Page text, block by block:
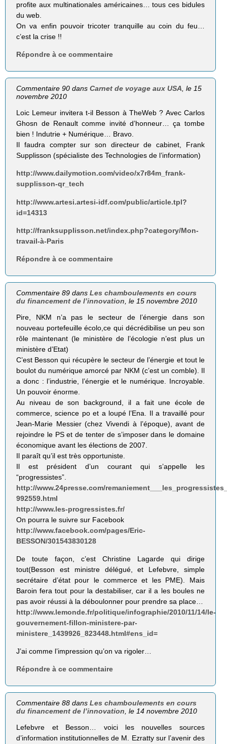
profite aux multinationales américaines… tous ces bidules
du web.
On va enfin pouvoir tricoter tranquille au coin du feu…
c’est la crise !!
Répondre à ce commentaire
Commentaire 90 dansCarnet de voyage aux USA, le 15
novembre 2010
Loic Lemeur invitera t-il Besson à TheWeb ? Avec Carlos
Ghosn de Renault comme invité d’honneur… ça tombe
bien ! Indutrie + Numérique… Bravo.
Il faudra compter sur son directeur de cabinet, Frank
Supplisson (spécialiste des Technologies de l’information)
http://www.dailymotion.com/video/x7r84m_frank-
supplisson-qr_tech
http://www.artesi.artesi-idf.com/public/article.tpl?
id=14313
http://franksupplisson.net/index.php?category/Mon-
travail-à-Paris
Répondre à ce commentaire
Commentaire 89 dansLes chamboulements en cours
du financement de l’innovation , le 15 novembre 2010
Pire, NKM n’a pas le secteur de l’énergie dans son
nouveau portefeuille écolo,ce qui décrédibilise un peu son
rôle maintenant (le ministère de l’écologie n’est plus un
ministère d’Etat)
C’est Besson qui récupère le secteur de l’énergie et tout le
boulot du numérique amorcé par NKM (c’est un comble). Il
a donc : l’industrie, l’énergie et le numérique. Incroyable.
Un pouvoir énorme.
Au niveau de son background, il a fait une école de
commerce, science po et a loupé l’Ena. Il a travaillé pour
Jean-Marie Messier (chez Vivendi à l’époque), avant de
rejoindre le PS et de tenter de s’imposer dans le domaine
économique avant les élections de 2007.
Il paraît qu’il est très opportuniste.
Il est président d’un courant qui s’appelle les
“progressistes”.
http://www.24presse.com/
992559.html
http://www.les-progressistes.fr/
On pourra le suivre sur Facebook
http://www.facebook.com/pages/Eric-
BESSON/301543830128
De toute façon, c’est Christine Lagarde qui dirige
tout(Besson est ministre délégué, et Lefebvre, simple
secrétaire d’état pour le commerce et les PME). Mais
Baroin fera tout pour la destabiliser, car il a les boules ne
pas avoir réussi à la déboulonner pour prendre sa place…
http://www.lemonde.fr/politique/infographie/2010/11/14/le-
gouvernement-fillon-ministere-par-
ministere_1439926_823448.html#ens_id=
J’ai comme l’impression qu’on va rigoler…
Répondre à ce commentaire
Commentaire 88 dansLes chamboulements en cours
du financement de l’innovation , le 14 novembre 2010
Lefebvre et Besson… voici les nouvelles sources
d’information institutionnelles de M. Ezratty sur l’avenir des